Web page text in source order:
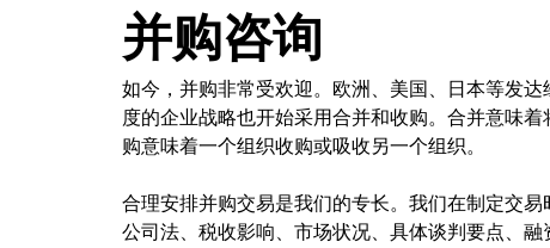
并购咨询
如今，并购非常受欢迎。欧洲、美国、日本等发
度的企业战略也开始采用合并和收购。合并意味
购意味着一个组织收购或吸收另一个组织。
合理安排并购交易是我们的专长。我们在制定交易
公司法、税收影响、市场状况、具体谈判要点、